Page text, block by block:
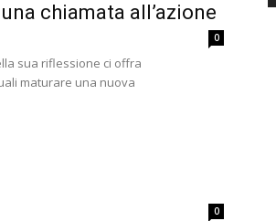
chiamata all’azione
0
sua riflessione ci offra
maturare una nuova
0